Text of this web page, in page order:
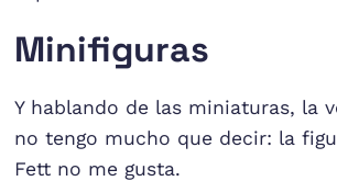
Minifiguras
Y hablando de las miniaturas, la
no tengo mucho que decir: la
Fett no me gusta.